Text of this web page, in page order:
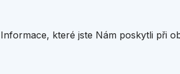
které jste Nám poskytli při